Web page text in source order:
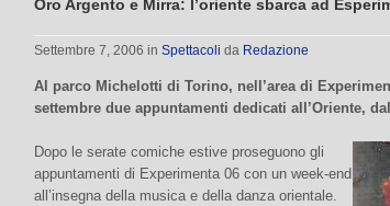
Oro Argento e Mirra: l’oriente sbarca ad
Settembre 7, 2006 in Spettacoli da Redazione
Al parco Michelotti di Torino, nell’area di
settembre due appuntamenti dedicati all’Oriente,
Dopo le serate comiche estive proseguono gli
appuntamenti di Experimenta 06 con un week-end
all’insegna della musica e della danza orientale.